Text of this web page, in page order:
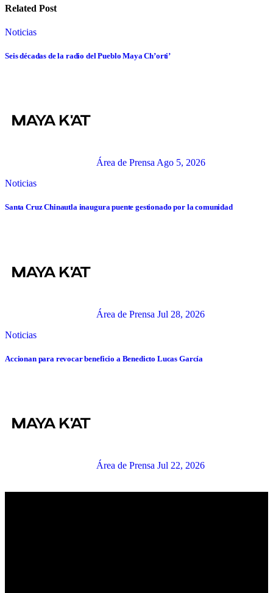
Related Post
Noticias
Seis décadas de la radio del Pueblo Maya Ch’orti’
Área de Prensa Ago 5, 2026
Noticias
Santa Cruz Chinautla inaugura puente gestionado por la comunidad
Área de Prensa Jul 28, 2026
Noticias
Accionan para revocar beneficio a Benedicto Lucas García
Área de Prensa Jul 22, 2026